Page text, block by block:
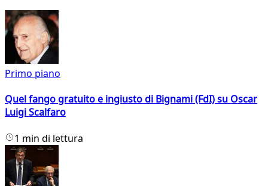
Primo piano
Quel fango gratuito e ingiusto di Bignami (FdI) su Oscar
Luigi Scalfaro
1 min di lettura